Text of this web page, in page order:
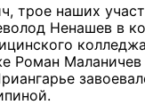
трое наших
Ненашев в
Роман